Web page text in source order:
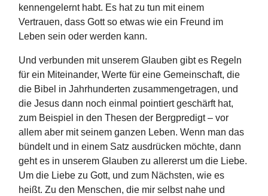
kennengelernt habt. Es hat zu tun mit einem
Vertrauen, dass Gott so etwas wie ein Freund im
Leben sein oder werden kann.
Und verbunden mit unserem Glauben gibt es Regeln
für ein Miteinander, Werte für eine Gemeinschaft, die
die Bibel in Jahrhunderten zusammengetragen, und
die Jesus dann noch einmal pointiert geschärft hat,
zum Beispiel in den Thesen der Bergpredigt – vor
allem aber mit seinem ganzen Leben. Wenn man das
bündelt und in einem Satz ausdrücken möchte, dann
geht es in unserem Glauben zu allererst um die Liebe.
Um die Liebe zu Gott, und zum Nächsten, wie es
heißt. Zu den Menschen, die mir selbst nahe und